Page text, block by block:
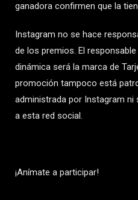
ganadora confirmen que la
Instagram no se hace
de los premios. El
dinámica será la marca de
promoción tampoco está
administrada por Instagram ni
a esta red social.
¡Anímate a participar!